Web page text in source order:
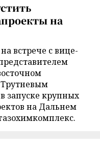
на
встрече с вице-
запуске крупных
на Дальнем